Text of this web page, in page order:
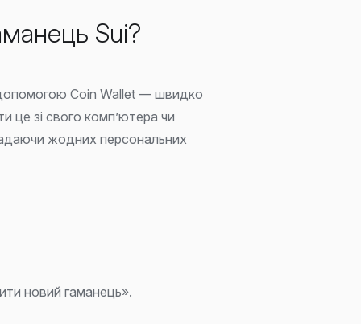
Sui?
Coin Wallet — швидко
це зі свого комп’ютера чи
жодних персональних
новий гаманець».